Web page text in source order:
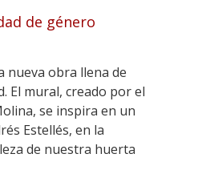
de género
nueva obra llena de
El mural, creado por el
se inspira en un
Estellés, en la
de nuestra huerta